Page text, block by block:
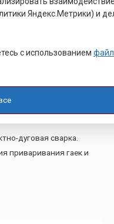
дуговая сварка.
приваривания гаек и
Яндекс.Метрики) и
с использованием